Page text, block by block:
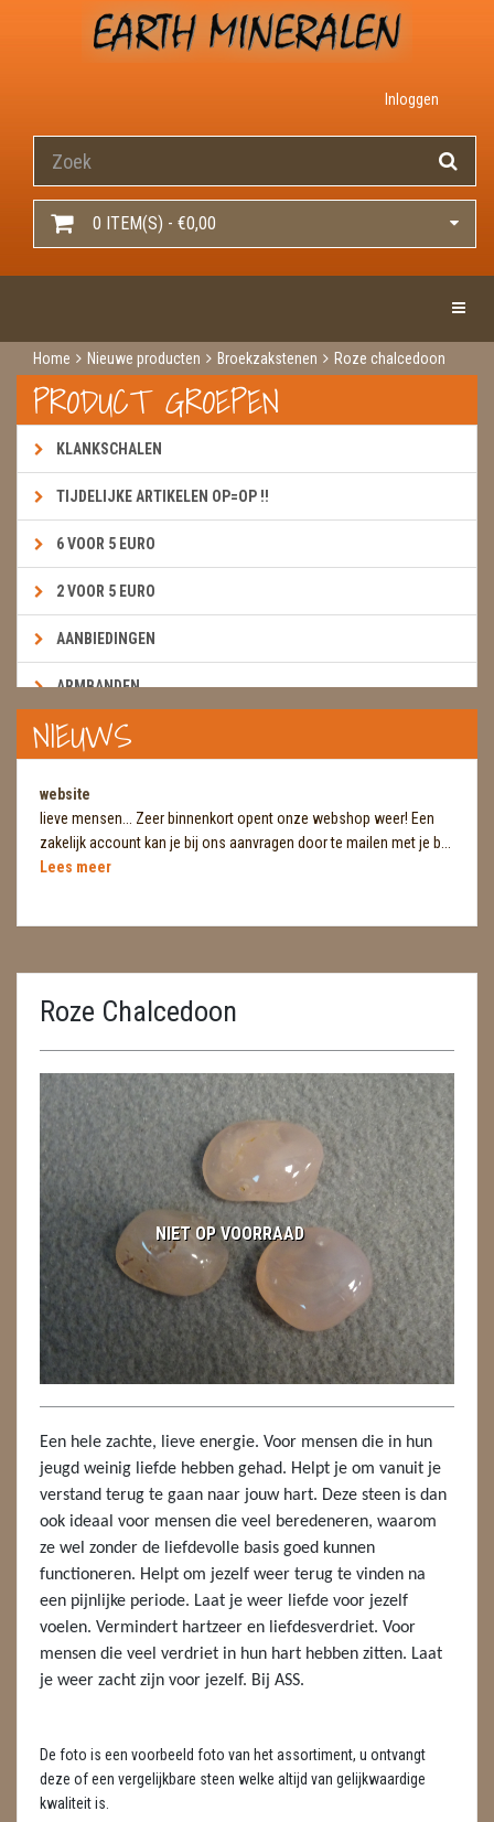
Inloggen
0 ITEM(S) - €0,00
Home Nieuwe producten Broekzakstenen Roze chalcedoon
PRODUCT GROEPEN
KLANKSCHALEN
TIJDELIJKE ARTIKELEN OP=OP !!
6 VOOR 5 EURO
2 VOOR 5 EURO
AANBIEDINGEN
ARMBANDEN
BOEKEN & KAARTEN E.A.R.T.H.
BROEKZAKSTENEN
CADEAUBONNEN
DIERTJES
DIVERSE
ENGELEN
GEODE 'S / STANDAARDS
GESLEPEN STENEN
HANGERS
HARTEN
HUISREINIGING
KAARSEN
MASSAGE
METEORIETEN
READING EN PERSOONLIJK ADVIES
SCHEDELS / SKULLS
SELENIET
TELEFOON KOORDEN
NIEUWS
website
lieve mensen... Zeer binnenkort opent onze webshop weer! Een
zakelijk account kan je bij ons aanvragen door te mailen met je b...
Lees meer
Roze Chalcedoon
NIET OP VOORRAAD
Een hele zachte, lieve energie. Voor mensen die in hun
jeugd weinig liefde hebben gehad. Helpt je om vanuit je
verstand terug te gaan naar jouw hart. Deze steen is dan
ook ideaal voor mensen die veel beredeneren, waarom
ze wel zonder de liefdevolle basis goed kunnen
functioneren. Helpt om jezelf weer terug te vinden na
een pijnlijke periode. Laat je weer liefde voor jezelf
voelen. Vermindert hartzeer en liefdesverdriet. Voor
mensen die veel verdriet in hun hart hebben zitten. Laat
je weer zacht zijn voor jezelf. Bij ASS.
De foto is een voorbeeld foto van het assortiment, u ontvangt
deze of een vergelijkbare steen welke altijd van gelijkwaardige
kwaliteit is.